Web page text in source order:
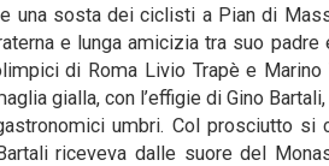
una sosta dei ciclisti a Pian di
e lunga amicizia tra suo
di Roma Livio Trapè e
gialla, con l’effigie di Gino
umbri. Col prosciutto
riceveva dalle suore del